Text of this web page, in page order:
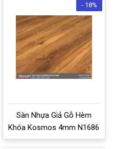
- 18%
Sàn Nhựa Giả Gỗ Hèm
Khóa Kosmos 4mm N1686